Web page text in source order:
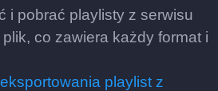
i pobrać playlisty z serwisu
co zawiera każdy format i
playlist z